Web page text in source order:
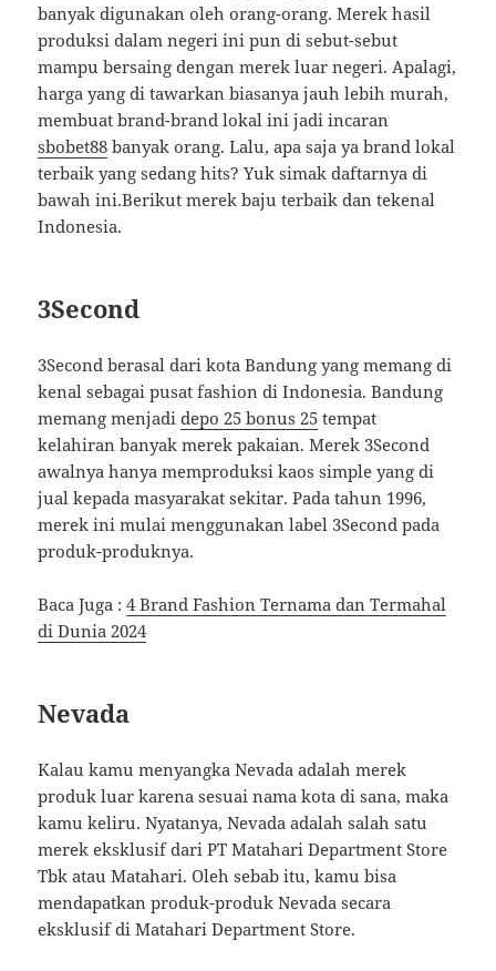
banyak digunakan oleh orang-orang. Merek hasil
produksi dalam negeri ini pun di sebut-sebut
mampu bersaing dengan merek luar negeri. Apalagi,
harga yang di tawarkan biasanya jauh lebih murah,
membuat brand-brand lokal ini jadi incaran
sbobet88 banyak orang. Lalu, apa saja ya brand lokal
terbaik yang sedang hits? Yuk simak daftarnya di
bawah ini.Berikut merek baju terbaik dan tekenal
Indonesia.
3Second
3Second berasal dari kota Bandung yang memang di
kenal sebagai pusat fashion di Indonesia. Bandung
memang menjadidepo 25 bonus 25 tempat
kelahiran banyak merek pakaian. Merek 3Second
awalnya hanya memproduksi kaos simple yang di
jual kepada masyarakat sekitar. Pada tahun 1996,
merek ini mulai menggunakan label 3Second pada
produk-produknya.
Baca Juga :4 Brand Fashion Ternama dan Termahal
di Dunia 2024
Nevada
Kalau kamu menyangka Nevada adalah merek
produk luar karena sesuai nama kota di sana, maka
kamu keliru. Nyatanya, Nevada adalah salah satu
merek eksklusif dari PT Matahari Department Store
Tbk atau Matahari. Oleh sebab itu, kamu bisa
mendapatkan produk-produk Nevada secara
eksklusif di Matahari Department Store.